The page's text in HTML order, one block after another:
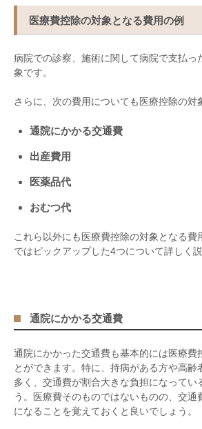
医療費控除の対象となる費用の例
病院での診察、施術に関して病院で支払っ
象です。
さらに、次の費用についても医療控除の対
通院にかかる交通費
出産費用
医薬品代
おむつ代
これら以外にも医療費控除の対象となる費
ではピックアップした4つについて詳しく
通院にかかる交通費
通院にかかった交通費も基本的には医療費
とができます。特に、持病がある方や高齢
多く、交通費が割合大きな負担になってい
う。医療費そのものではないものの、交通
になることを覚えておくと良いでしょう。